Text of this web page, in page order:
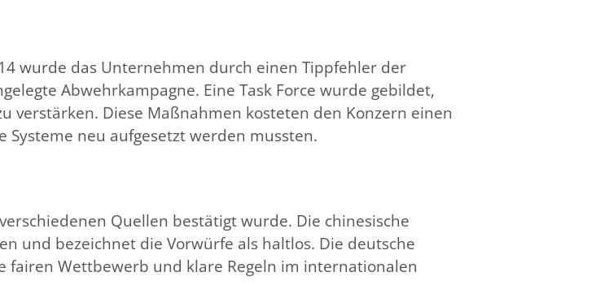
wurde das Unternehmen durch einen Tippfehler der
Abwehrkampagne. Eine Task Force wurde gebildet,
verstärken​​​​. Diese Maßnahmen kosteten den Konzern einen
neu aufgesetzt werden mussten.
Quellen bestätigt wurde. Die chinesische
und bezeichnet die Vorwürfe als haltlos​​​​. Die deutsche
fairen Wettbewerb und klare Regeln im internationalen